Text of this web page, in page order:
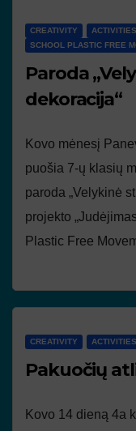
CREATIVITY
SCHOOL PLASTIC FREE
Paroda
dekoracija“
Kovo mėnesį
puošia 7-ų klasių
paroda „Velykinė
projekto
Plastic Free
CREATIVITY
Pakuočių
Kovo 14 dieną 4a